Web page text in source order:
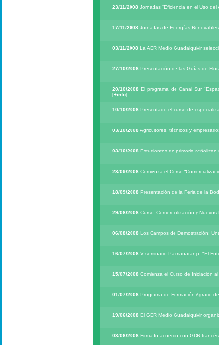
23/11/2008 Jornadas “Eficiencia en el Uso
17/11/2008 Jornadas de Energías
03/11/2008 La ADR Medio Guadalquivir
27/10/2008 Presentación de las Guías de
20/10/2008 El programa de Canal Sur
[+info]
10/10/2008 Presentado el curso de
03/10/2008Agricultores, técnicos y
03/10/2008 Estudiantes de primaria
23/09/2008 Comienza el Curso
18/09/2008 Presentación de la Feria de la
29/08/2008 Curso: Comercialización y
06/08/2008 Los Campos de Demostración:
16/07/2008 V seminario Palmanaranja: "El
15/07/2008 Comienza el Curso de Iniciación
01/07/2008 Programa de Formación Agrario
19/06/2008 El GDR Medio Guadalquivir
03/06/2008 Firmado acuerdo con GDR